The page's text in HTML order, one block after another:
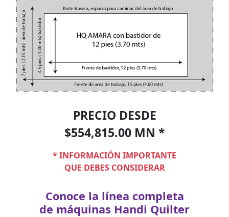
PRECIO DESDE
$554,815.00 MN *
* INFORMACIÓN IMPORTANTE
QUE DEBES CONSIDERAR
Conoce la línea completa
de máquinas Handi Quilter